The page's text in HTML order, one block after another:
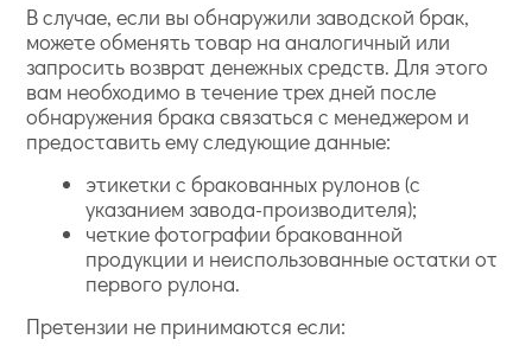
В случае, если вы обнаружили заводской брак,
можете обменять товар на аналогичный или
запросить возврат денежных средств. Для этого
вам необходимо в течение трех дней после
обнаружения брака связаться с менеджером и
предоставить ему следующие данные:
этикетки с бракованных рулонов (с
указанием завода-производителя);
четкие фотографии бракованной
продукции и неиспользованные остатки от
первого рулона.
Претензии не принимаются если: